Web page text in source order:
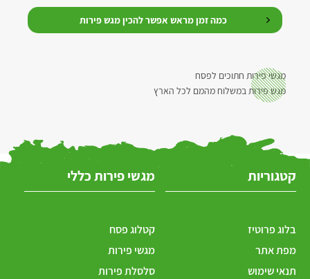
כמה זמן מראש אפשר להכין מגש פירות
מגשי פירות חתוכים לפסח
מגש פירות במשלוח מהמם לכל הארץ
קטגוריות
בלוג פרוטיז
מפת אתר
תנאי שימוש
מגשי פירות כללי
קטלוג פסח
מגשי פירות
סלסלת פירות